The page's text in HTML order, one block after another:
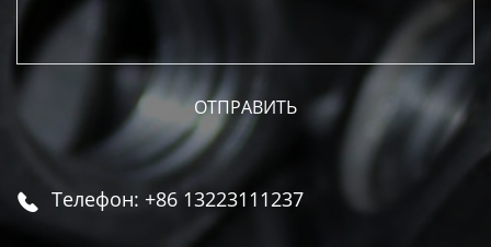
 Телефон: +86 13223111237